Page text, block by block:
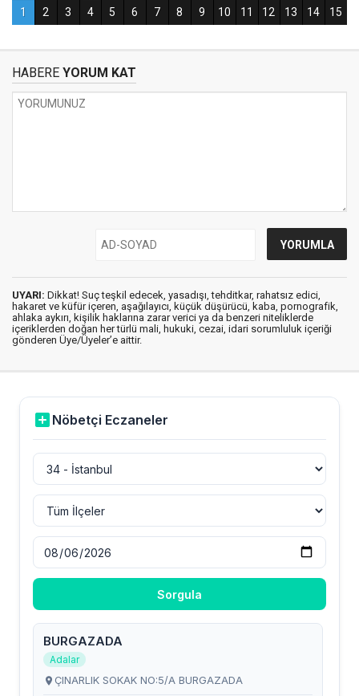
HABERE YORUM KAT
UYARI: Dikkat! Suç teşkil edecek, yasadışı, tehditkar, rahatsız edici,
hakaret ve küfür içeren, aşağılayıcı, küçük düşürücü, kaba, pornografik,
ahlaka aykırı, kişilik haklarına zarar verici ya da benzeri niteliklerde
içeriklerden doğan her türlü mali, hukuki, cezai, idari sorumluluk içeriği
gönderen Üye/Üyeler’e aittir.